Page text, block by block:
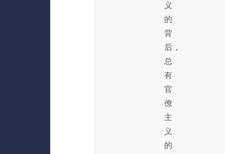
义
的
背
后，
总
有
官
僚
主
义
的